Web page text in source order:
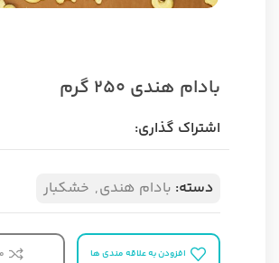
بادام هندی 250 گرم
اشتراک گذاری:
دسته: بادام هندی, خشکبار
افزودن به علاقه مندی ها